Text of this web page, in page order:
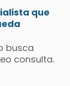
que
busca
consulta.